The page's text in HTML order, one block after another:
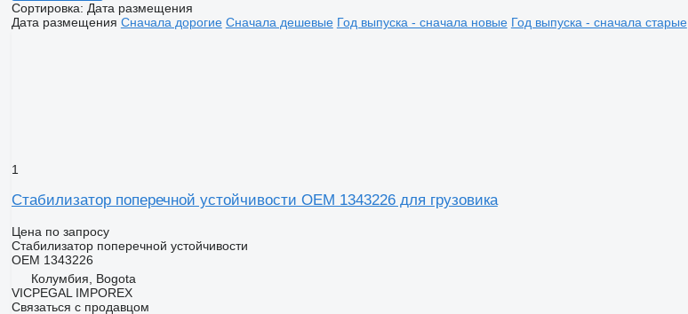
Сортировка: Дата размещения
Дата размещения Сначала дорогие Сначала дешевые Год выпуска - сначала новые Год выпуска - сначала старые
1
Стабилизатор поперечной устойчивости OEM 1343226 для грузовика
Цена по запросу
Стабилизатор поперечной устойчивости
OEM 1343226
Колумбия, Bogota
VICPEGAL IMPOREX
Связаться с продавцом